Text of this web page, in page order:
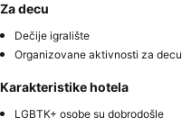
Za decu
Dečije igralište
Organizovane aktivnosti za decu
Karakteristike hotela
LGBTK+ osobe su dobrodošle